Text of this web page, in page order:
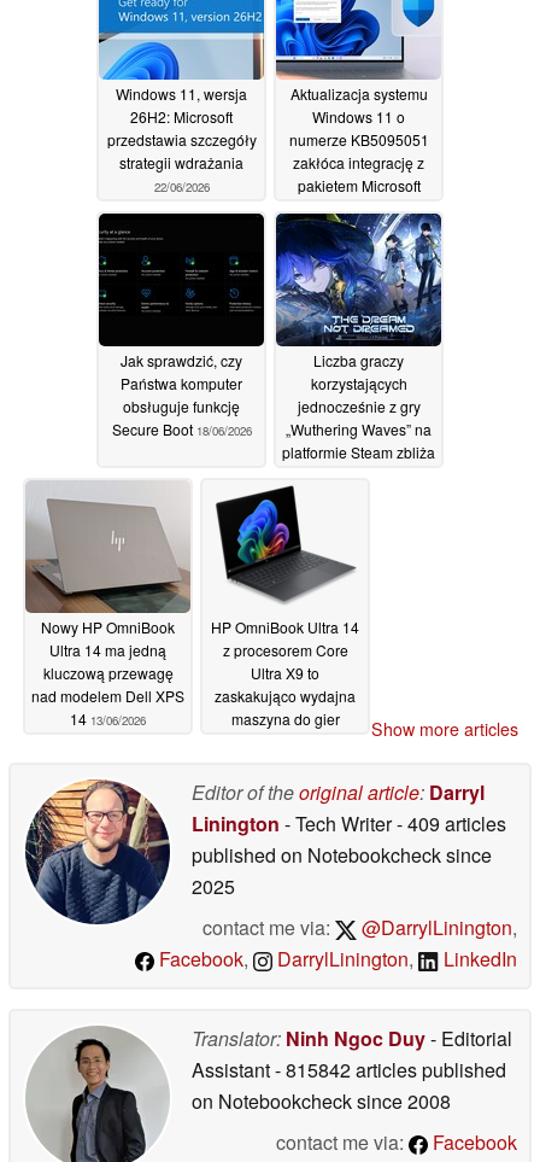
Windows 11, wersja
26H2: Microsoft
przedstawia szczegóły
strategii wdrażania
22/06/2026
Aktualizacja systemu
Windows 11 o
numerze KB5095051
zakłóca integrację z
pakietem Microsoft
20/06/2026
Jak sprawdzić, czy
Państwa komputer
obsługuje funkcję
Secure Boot 18/06/2026
Liczba graczy
korzystających
jednocześnie z gry
„Wuthering Waves” na
platformie Steam zbliża
„Cyberpunk”
Nowy HP OmniBook
Ultra 14 ma jedną
kluczową przewagę
nad modelem Dell XPS
14 13/06/2026
HP OmniBook Ultra 14
z procesorem Core
Ultra X9 to
zaskakująco wydajna
maszyna do gier
Show more articles
Editor of theoriginal article: Darryl
Linington - Tech Writer- 409 articles
published on Notebookchecksince
2025
contact me via:
@DarrylLinington,
Facebook, DarrylLinington, LinkedIn
Translator: Ninh Ngoc Duy- Editorial
Assistant- 815842 articles published
on Notebookchecksince 2008
contact me via:
Facebook